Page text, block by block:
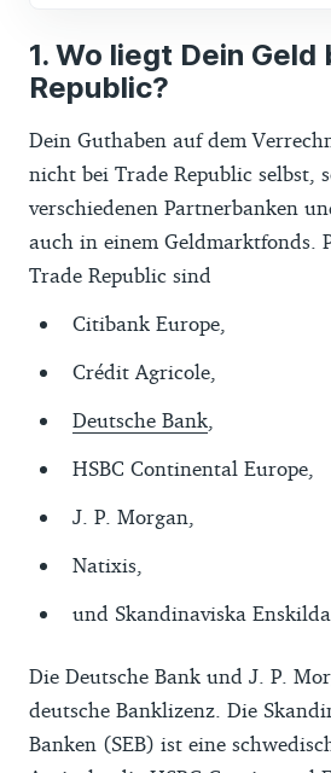
Wo liegt Dein Geld
Republic?
Dein Guthaben auf dem
nicht bei Trade Republic selbst,
verschiedenen Partnerbanken
auch in einem Geldmarktfonds.
Trade Republic sind
Citibank Europe,
Crédit Agricole,
Deutsche Bank
HSBC Continental Europe,
J. P. Morgan,
Natixis,
und Skandinaviska Enskilda
Die Deutsche Bank und J. P.
deutsche Banklizenz. Die
Banken (SEB) ist eine